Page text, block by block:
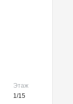
Этаж
1/15